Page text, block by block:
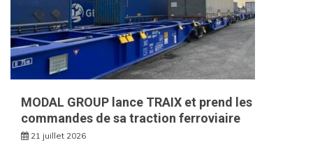
MODAL GROUP lance TRAIX et prend les
commandes de sa traction ferroviaire
21 juillet 2026